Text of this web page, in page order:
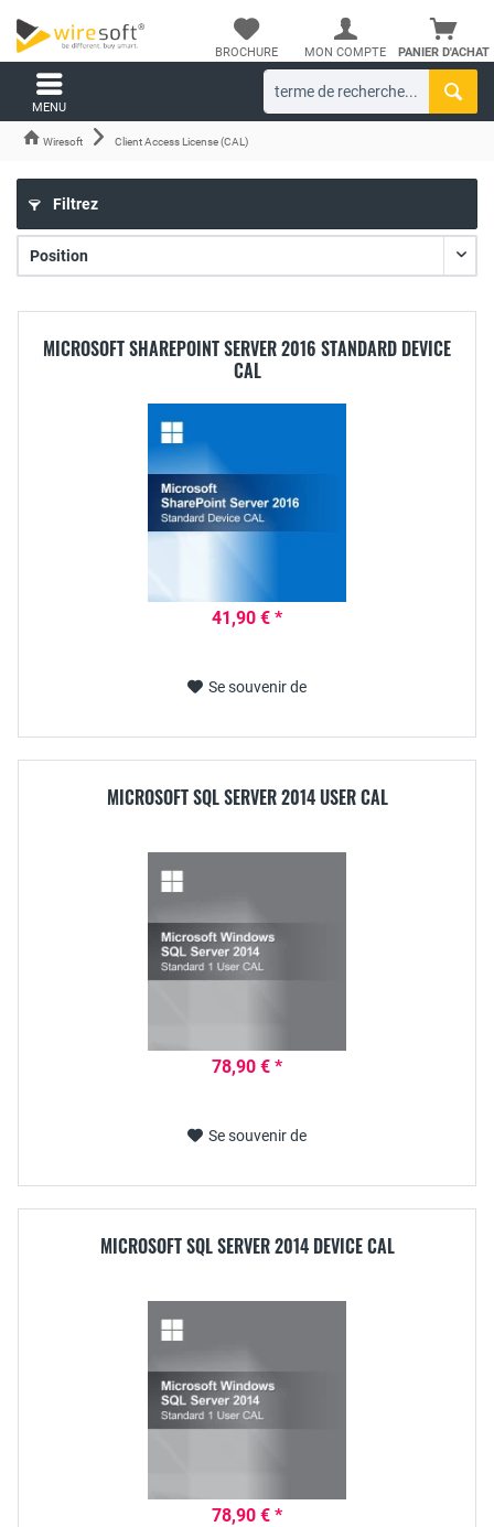
PANIER D'ACHAT
BROCHURE MON COMPTE
MENU
Wiresoft Client Access License (CAL)
Filtrez
MICROSOFT SHAREPOINT SERVER 2016 STANDARD DEVICE
CAL
41,90 € *
Se souvenir de
MICROSOFT SQL SERVER 2014 USER CAL
78,90 € *
Se souvenir de
MICROSOFT SQL SERVER 2014 DEVICE CAL
78,90 € *